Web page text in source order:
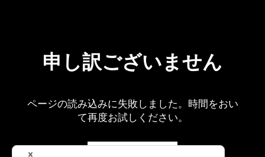
申し訳ございません
ページの読み込みに失敗しました。時間をおい
て再度お試しください。